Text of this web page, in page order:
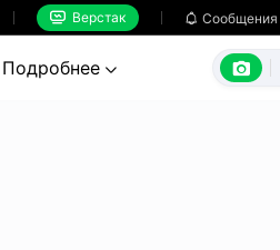
 Верстак  Сообщения
Подробнее  